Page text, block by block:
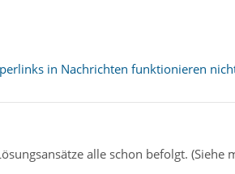
in Nachrichten funktionieren
alle schon befolgt.